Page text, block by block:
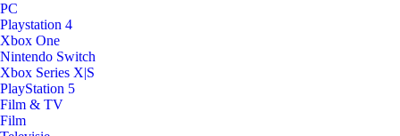
PC
Playstation 4
Xbox One
Nintendo Switch
Xbox Series X|S
PlayStation 5
Film & TV
Film